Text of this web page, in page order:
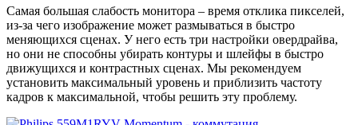
Самая большая слабость монитора – время отклика пикселей,
из-за чего изображение может размываться в быстро
меняющихся сценах. У него есть три настройки овердрайва,
но они не способны убирать контуры и шлейфы в быстро
движущихся и контрастных сценах. Мы рекомендуем
установить максимальный уровень и приблизить частоту
кадров к максимальной, чтобы решить эту проблему.